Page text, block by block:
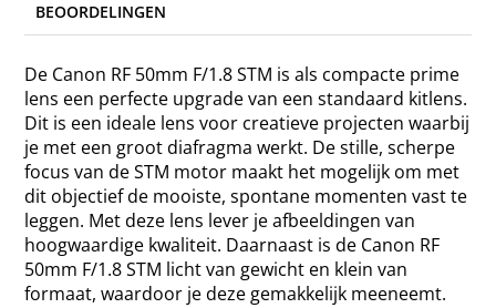
BEOORDELINGEN
De Canon RF 50mm F/1.8 STM is als compacte prime
lens een perfecte upgrade van een standaard kitlens.
Dit is een ideale lens voor creatieve projecten waarbij
je met een groot diafragma werkt. De stille, scherpe
focus van de STM motor maakt het mogelijk om met
dit objectief de mooiste, spontane momenten vast te
leggen. Met deze lens lever je afbeeldingen van
hoogwaardige kwaliteit. Daarnaast is de Canon RF
50mm F/1.8 STM licht van gewicht en klein van
formaat, waardoor je deze gemakkelijk meeneemt.